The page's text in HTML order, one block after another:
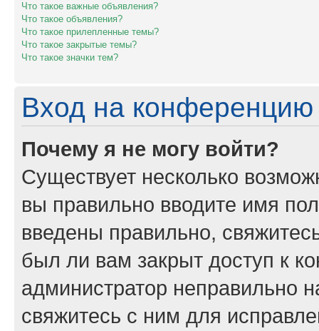
Что такое важные объявления?
Что такое объявления?
Что такое прилепленные темы?
Что такое закрытые темы?
Что такое значки тем?
Вход на конференцию
Почему я не могу войти?
Существует несколько
вы правильно вводите имя
введены правильно,
был ли вам закрыт доступ к
администратор неправильно
свяжитесь с ним для